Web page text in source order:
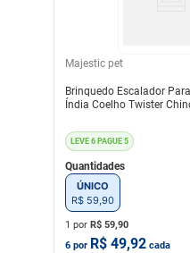
Majestic pet
Brinquedo Escalador
Índia Coelho Twister
LEVE 6 PAGUE 5
Quantidades
ÚNICO
R$ 59 90
1 por R$ 59,90
6 por R$ 49,92 cada